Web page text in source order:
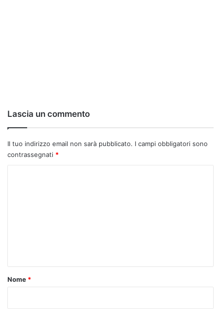
Lascia un commento
Il tuo indirizzo email non sarà pubblicato. I campi obbligatori sono
contrassegnati *
o
Nome *